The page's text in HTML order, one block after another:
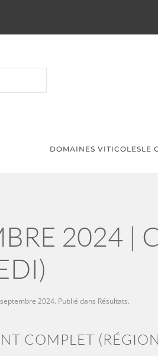
DOMAINES VITICOLESLE
2024 |
2024. Publié dans Résultats.
COMPLET